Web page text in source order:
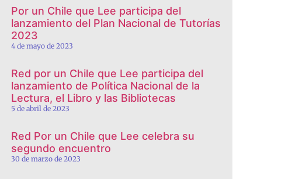
Por un Chile que Lee participa del
lanzamiento del Plan Nacional de Tutorías
2023
4 de mayo de 2023
Red por un Chile que Lee participa del
lanzamiento de Política Nacional de la
Lectura, el Libro y las Bibliotecas
5 de abril de 2023
Red Por un Chile que Lee celebra su
segundo encuentro
30 de marzo de 2023